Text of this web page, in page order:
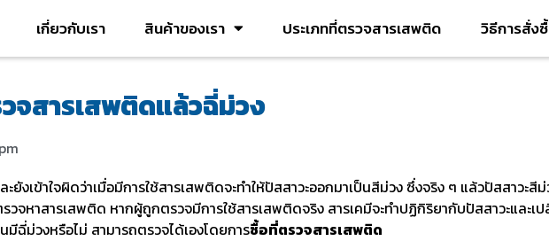
เกี่ยวกับเรา สินค้าของเรา ประเภทที่ตรวจสารเสพติด วิธีการสั่ง
จสารเสพติดแล้วฉี่ม่วง
ยังเข้าใจผิดว่าเมื่อมีการใช้สารเสพติดจะทำให้ปัสสาวะออกมาเป็นสีม่วง ซึ่งจริง ๆ แล้วปัสสาวะ
วจหาสารเสพติด หากผู้ถูกตรวจมีการใช้สารเสพติดจริง สารเคมีจะทำปฏิกิริยากับปัสสาวะและเ
มีฉี่ม่วงหรือไม่ สามารถตรวจได้เองโดยการซื้อที่ตรวจสารเสพติด